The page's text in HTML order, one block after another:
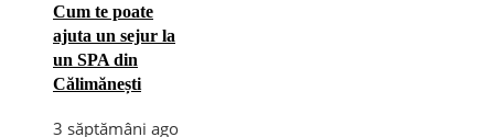
Cum te poate
ajuta un sejur la
un SPA din
Călimănești
3 săptămâni ago